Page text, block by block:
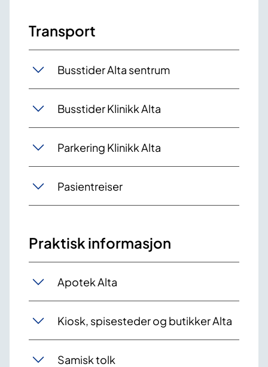
Transport
Busstider Alta sentrum
Busstider Klinikk Alta
Parkering Klinikk Alta
Pasientreiser
Praktisk informasjon
Apotek Alta
Kiosk, spisesteder og butikker Alta
Samisk tolk